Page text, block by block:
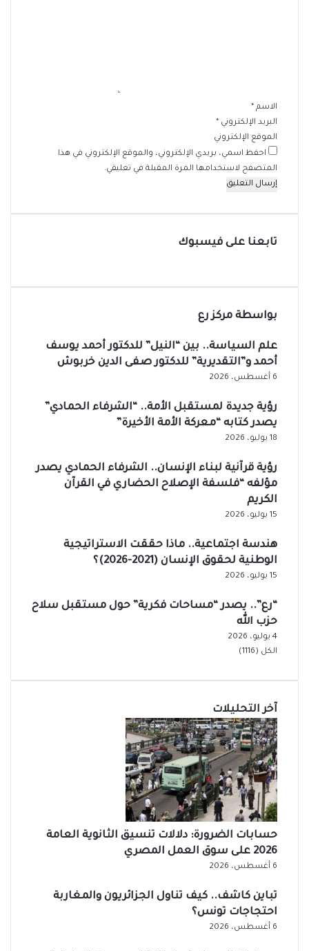
الاسم *
البريد الإلكتروني *
الموقع الإلكتروني
احفظ اسمي، بريدي الإلكتروني، والموقع الإلكتروني في هذا
المتصفح لاستخدامها المرة المقبلة في تعليقي.
تابعنا على فيسبوك
بواسطة مركز رع
علم السياسة.. بين “النيل” للدكتور أحمد يوسف
أحمد و”التقديرية” للدكتور صفى الدين خربوش
6 أغسطس، 2026
رؤية جديدة لمستقبل الأمة.. “الشرفاء الحمادي”
يصدر كتابه “معركة الأمة الأخيرة”
18 يوليو، 2026
رؤية قرآنية لبناء الإنسان.. الشرفاء الحمادي يصدر
مؤلفه “فلسفة الإصلاح الحضاري في القرآن
الكريم
15 يوليو، 2026
هندسة اجتماعية.. ماذا حققت الاستراتيجية
الوطنية لحقوق الإنسان (2021-2026)؟
15 يوليو، 2026
“رع”.. يصدر “مساحات فكرية” حول مستقبل سلاح
حزب الله
4 يوليو، 2026
الكل (1116)
آخر التحليلات
حسابات الضرورة: دلالات تنسيق الثانوية العامة
2026 على سوق العمل المصري
6 أغسطس، 2026
تباين كاشف.. كيف تناول الجزائريون والمغاربة
احتجاجات تونس؟
6 أغسطس، 2026